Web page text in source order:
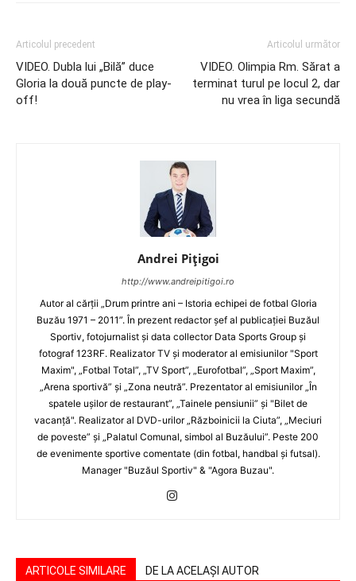
Articolul precedent
VIDEO. Dubla lui „Bilă” duce
Gloria la două puncte de play-
off!
Articolul următor
VIDEO. Olimpia Rm. Sărat a
terminat turul pe locul 2, dar
nu vrea în liga secundă
Andrei Pițigoi
http://www.andreipitigoi.ro
Autor al cărţii „Drum printre ani – Istoria echipei de fotbal Gloria
Buzău 1971 – 2011”. În prezent redactor şef al publicaţiei Buzăul
Sportiv, fotojurnalist şi data collector Data Sports Group şi
fotograf 123RF. Realizator TV şi moderator al emisiunilor "Sport
Maxim", „Fotbal Total”, „TV Sport”, „Eurofotbal”, „Sport Maxim”,
„Arena sportivă” şi „Zona neutră”. Prezentator al emisiunilor „În
spatele uşilor de restaurant”, „Tainele pensiunii” şi "Bilet de
vacanţă". Realizator al DVD-urilor „Războinicii la Ciuta”, „Meciuri
de poveste” şi „Palatul Comunal, simbol al Buzăului”. Peste 200
de evenimente sportive comentate (din fotbal, handbal şi futsal).
Manager "Buzăul Sportiv" & "Agora Buzau".
ARTICOLE SIMILARE DE LA ACELAȘI AUTOR